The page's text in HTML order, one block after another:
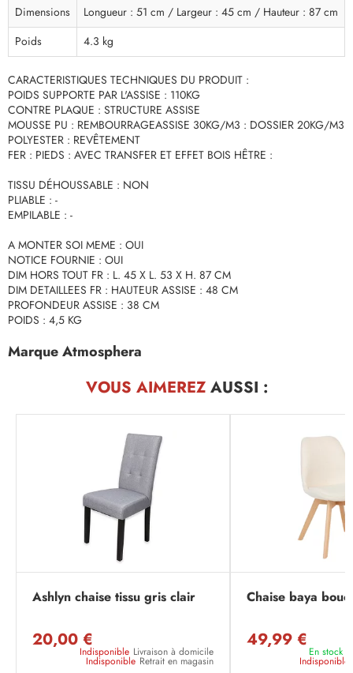
Dimensions
Longueur : 51 cm / Largeur : 45 cm / Hauteur : 87 cm
Poids
4.3 kg
CARACTERISTIQUES TECHNIQUES DU PRODUIT :
POIDS SUPPORTE PAR L'ASSISE : 110KG
CONTRE PLAQUE : STRUCTURE ASSISE
MOUSSE PU : REMBOURRAGEASSISE 30KG/M3 : DOSSIER 20KG/M3
POLYESTER : REVÊTEMENT
FER : PIEDS : AVEC TRANSFER ET EFFET BOIS HÊTRE :
TISSU DÉHOUSSABLE : NON
PLIABLE : -
EMPILABLE : -
A MONTER SOI MEME : OUI
NOTICE FOURNIE : OUI
DIM HORS TOUT FR : L. 45 X L. 53 X H. 87 CM
DIM DETAILLEES FR : HAUTEUR ASSISE : 48 CM
PROFONDEUR ASSISE : 38 CM
POIDS : 4,5 KG
Marque Atmosphera
VOUS AIMEREZAUSSI :
Ashlyn chaise tissu gris clair
20,00 €
Indisponible Livraison à domicile
Indisponible Retrait en magasin
Chaise baya
49,99 €
En stock
Indisponible